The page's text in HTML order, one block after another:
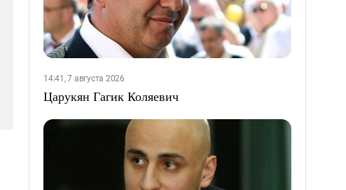
14:41, 7 августа 2026
Царукян Гагик Коляевич